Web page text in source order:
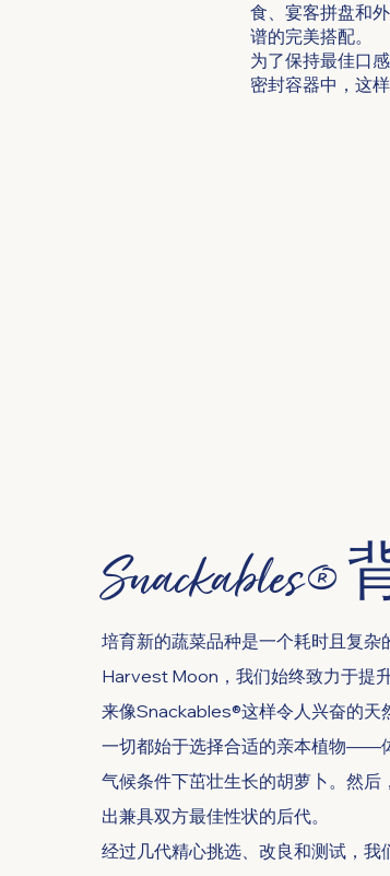
食、宴客拼盘和
谱的完美搭配。
为了保持最佳口
密封容器中，这
培育新的蔬菜品种是一个耗时且复
Harvest Moon，我们始终致力于提
来像Snackables®这样令人兴奋的天
一切都始于选择合适的亲本植物——
气候条件下茁壮生长的胡萝卜。然后
出兼具双方最佳性状的后代。
经过几代精心挑选、改良和测试，